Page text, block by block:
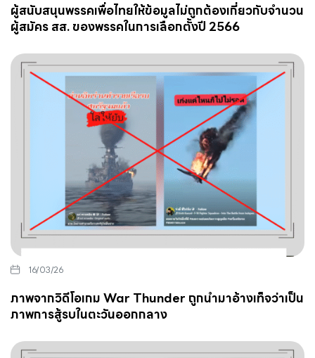
ผู้สนับสนุนพรรคเพื่อไทยให้ข้อมูลไม่ถูกต้องเกี่ยวกับจำนวน
ผู้สมัคร สส. ของพรรคในการเลือกตั้งปี 2566
16/03/26
ภาพจากวิดีโอเกม War Thunder ถูกนำมาอ้างเท็จว่าเป็น
ภาพการสู้รบในตะวันออกกลาง